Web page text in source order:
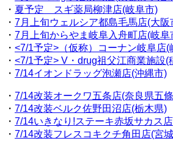
・ 夏予定 スギ薬局柳津店(岐阜市)
・ 7月上旬ウェルシア都島毛馬店(大阪
・ 7月上旬からやま岐阜入舟町店(岐阜
・ <7/1予定>（仮称）コーナン岐阜店(
・ <7/1予定> V・drug祖父江商業施設(
・ 7/14イオンドラッグ泡瀬店(沖縄市)
・ 7/14改装オークワ五条店(奈良県五
・ 7/14改装ベルク佐野田沼店(栃木県)
・ 7/14いきなり!ステーキ赤坂サカス店
・ 7/14改装フレスコキクチ角田店(宮